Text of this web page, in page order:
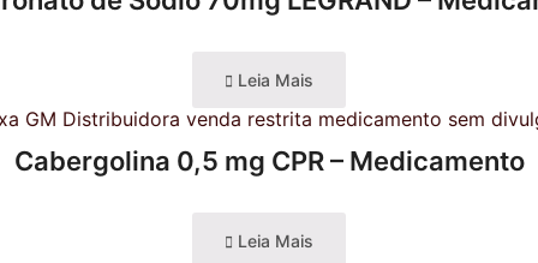
Leia Mais
Cabergolina 0,5 mg CPR – Medicamento
Leia Mais